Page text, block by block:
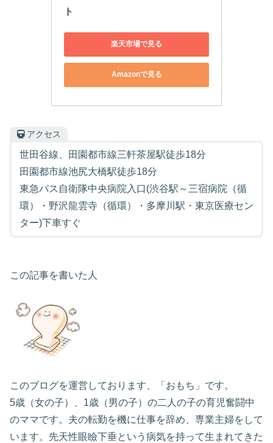
ト
楽天市場で見る
Amazonで見る
アクセス
世田谷線、田園都市線三軒茶屋駅徒歩18分
田園都市線池尻大橋駅徒歩18分
東急バス自衛隊中央病院入口(渋谷駅～三宿病院（循
環）・野沢龍雲寺（循環）・多摩川駅・東京医療セン
ター)下車すぐ
この記事を書いた人
このブログを運営しております、「おもち」です。
5歳（女の子）、1歳（男の子）の二人の子の育児奮闘中
のママです。夫の転勤を機に仕事を辞め、専業主婦をして
います。先天性眼瞼下垂という病気を持って生まれてきた